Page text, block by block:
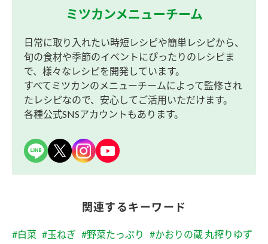
ミツカンメニューチーム
日常に取り入れたい時短レシピや簡単レシピから、
旬の食材や季節のイベントにぴったりのレシピま
で、様々なレシピを開発しています。
すべてミツカンのメニューチームによって監修され
たレシピなので、安心してご活用いただけます。
各種公式SNSアカウントもあります。
関連するキーワード
#白菜 #玉ねぎ #野菜たっぷり
#かおりの蔵 丸搾りゆず